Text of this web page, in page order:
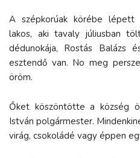
A szépkorúak körébe lépett
lakos, aki tavaly júliusban
dédunokája, Rostás Balázs
esztendő van. No meg
öröm.
Őket köszöntötte a község
István polgármester.
virág, csokoládé vagy éppen